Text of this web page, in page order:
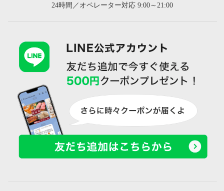
24時間／オペレーター対応 9:00～21:00